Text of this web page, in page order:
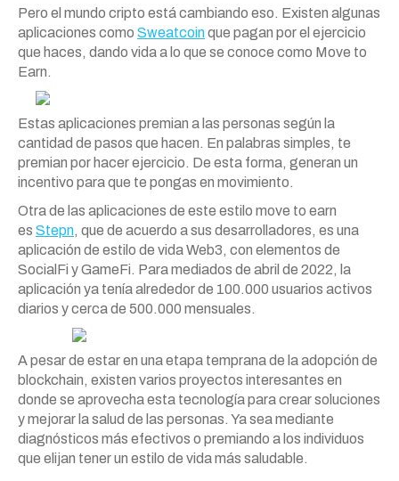
Pero el mundo cripto está cambiando eso. Existen algunas
aplicaciones como Sweatcoinque pagan por el ejercicio
que haces, dando vida a lo que se conoce como Move to
Earn.
Estas aplicaciones premian a las personas según la
cantidad de pasos que hacen. En palabras simples, te
premian por hacer ejercicio. De esta forma, generan un
incentivo para que te pongas en movimiento.
Otra de las aplicaciones de este estilo move to earn
es Stepn, que de acuerdo a sus desarrolladores, es una
aplicación de estilo de vida Web3, con elementos de
SocialFi y GameFi. Para mediados de abril de 2022, la
aplicación ya tenía alrededor de 100.000 usuarios activos
diarios y cerca de 500.000 mensuales.
A pesar de estar en una etapa temprana de la adopción de
blockchain, existen varios proyectos interesantes en
donde se aprovecha esta tecnología para crear soluciones
y mejorar la salud de las personas. Ya sea mediante
diagnósticos más efectivos o premiando a los individuos
que elijan tener un estilo de vida más saludable.